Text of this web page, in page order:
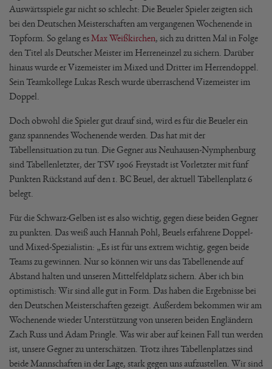
Auswärtsspiele gar nicht so schlecht: Die Beueler Spieler zeigten sich
bei den Deutschen Meisterschaften am vergangenen Wochenende in
Topform. So gelang esMax Weißkirchen, sich zu dritten Mal in Folge
den Titel als Deutscher Meister im Herreneinzel zu sichern. Darüber
hinaus wurde er Vizemeister im Mixed und Dritter im Herrendoppel.
Sein Teamkollege Lukas Resch wurde überraschend Vizemeister im
Doppel.
Doch obwohl die Spieler gut drauf sind, wird es für die Beueler ein
ganz spannendes Wochenende werden. Das hat mit der
Tabellensituation zu tun. Die Gegner aus Neuhausen-Nymphenburg
sind Tabellenletzter, der TSV 1906 Freystadt ist Vorletzter mit fünf
Punkten Rückstand auf den 1. BC Beuel, der aktuell Tabellenplatz 6
belegt.
Für die Schwarz-Gelben ist es also wichtig, gegen diese beiden Gegner
zu punkten. Das weiß auch Hannah Pohl, Beuels erfahrene Doppel-
und Mixed-Spezialistin: „Es ist für uns extrem wichtig, gegen beide
Teams zu gewinnen. Nur so können wir uns das Tabellenende auf
Abstand halten und unseren Mittelfeldplatz sichern. Aber ich bin
optimistisch: Wir sind alle gut in Form. Das haben die Ergebnisse bei
den Deutschen Meisterschaften gezeigt. Außerdem bekommen wir am
Wochenende wieder Unterstützung von unseren beiden Engländern
Zach Russ und Adam Pringle. Was wir aber auf keinen Fall tun werden
ist, unsere Gegner zu unterschätzen. Trotz ihres Tabellenplatzes sind
beide Mannschaften in der Lage, stark gegen uns aufzustellen. Wir sind